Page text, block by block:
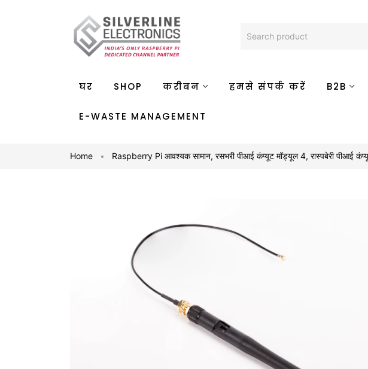
घर SHOP करीबन हमसे संपर्क करें B2B
E-WASTE MANAGEMENT
Home Raspberry Pi आवश्यक सामान, रसभरी पीआई कंप्यूट मॉड्यूल 4, रास्पबेरी पीआई